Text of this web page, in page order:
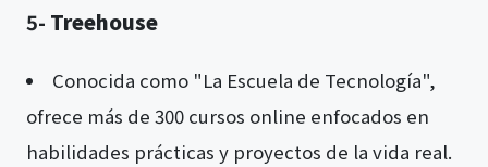
5- Treehouse
Conocida como "La Escuela de Tecnología",
ofrece más de 300 cursos online enfocados en
habilidades prácticas y proyectos de la vida real.